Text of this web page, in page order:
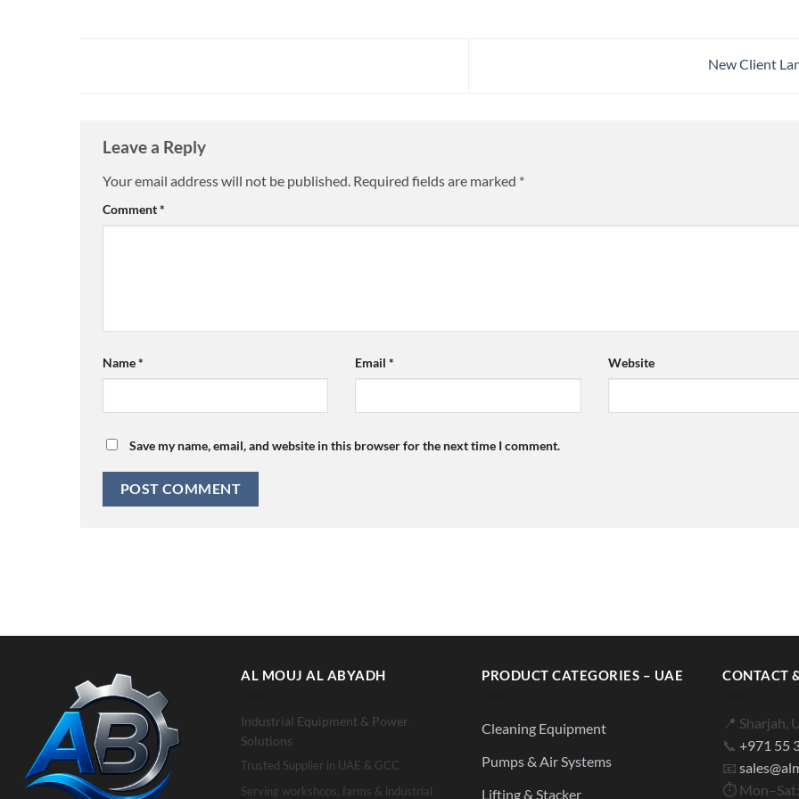
New Client
Leave a Reply
Your email address will not be published. Required fields are marked *
Comment*
Name* Email* Website
Save my name, email, and website in this browser for the next time I comment.
AL MOUJ AL ABYADH
Industrial Equipment & Power
Solutions
Trusted Supplier in UAE & GCC
Serving workshops, farms & industrial
PRODUCT CATEGORIES – UAE
Cleaning Equipment
Pumps & Air Systems
Lifting & Stacker
CONTACT
📍 Sharjah,
📞 +971 55
📧
⏱